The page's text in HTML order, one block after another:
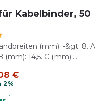
Kabelbinder, 50
(mm): -&gt; 8. A
(mm): 14,5. C (mm):...
€
2%